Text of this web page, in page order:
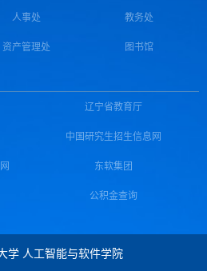
人事处 教务处
资产管理处 图书馆
辽宁省教育厅
中国研究生招生信息网
东软集团
公积金查询
学 人工智能与软件学院